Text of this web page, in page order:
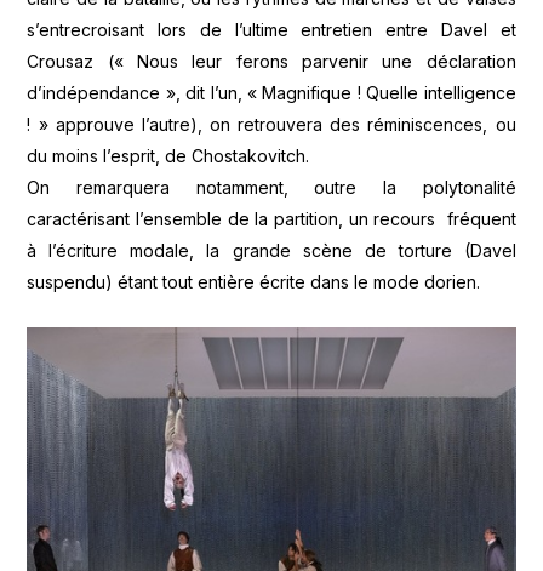
s’entrecroisant lors de l’ultime entretien entre Davel et
Crousaz (« Nous leur ferons parvenir une déclaration
d’indépendance », dit l’un, « Magnifique ! Quelle intelligence
! » approuve l’autre), on retrouvera des réminiscences, ou
du moins l’esprit, de Chostakovitch.
On remarquera notamment, outre la polytonalité
caractérisant l’ensemble de la partition, un recours fréquent
à l’écriture modale, la grande scène de torture (Davel
suspendu) étant tout entière écrite dans le mode dorien.